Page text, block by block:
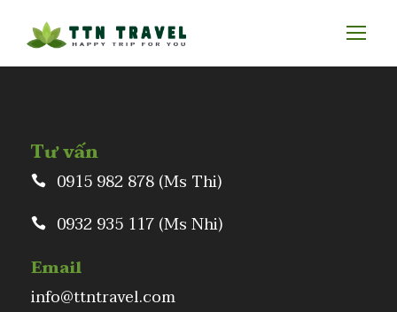
Tư vấn
0915 982 878 (Ms Thi)
0932 935 117 (Ms Nhi)
Email
info@ttntravel.com